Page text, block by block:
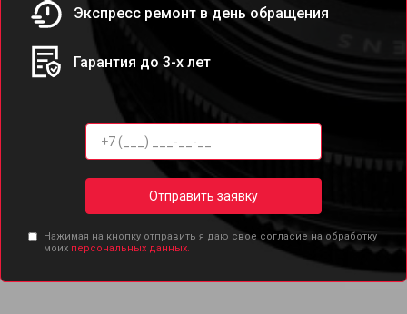
Экспресс ремонт в день обращения
Гарантия до 3-х лет
Отправить заявку
Нажимая на кнопку отправить я даю свое согласие на обработку
моих персональных данных.